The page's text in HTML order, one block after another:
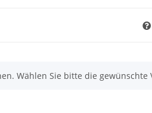
Wählen Sie bitte die gewünschte